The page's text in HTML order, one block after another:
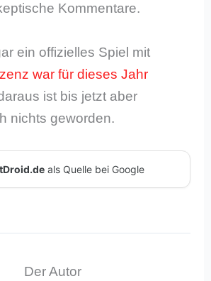
Kommentare.
ein offizielles Spiel mit
war für dieses Jahr
ist bis jetzt aber
nichts geworden.
als Quelle bei Google
Der Autor